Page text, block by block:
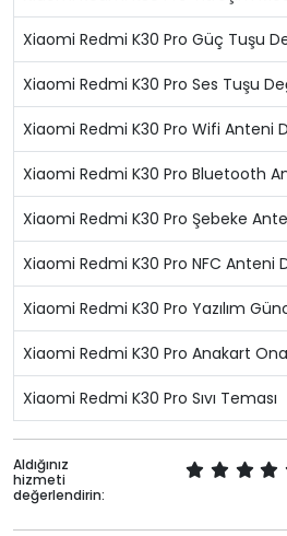
Xiaomi Redmi K30 Pro Güç Tuşu
Xiaomi Redmi K30 Pro Ses Tuşu
Xiaomi Redmi K30 Pro Wifi Anteni
Xiaomi Redmi K30 Pro Bluetooth
Xiaomi Redmi K30 Pro Şebeke
Xiaomi Redmi K30 Pro NFC Anteni
Xiaomi Redmi K30 Pro Yazılım
Xiaomi Redmi K30 Pro Anakart
Xiaomi Redmi K30 Pro Sıvı Teması
Aldığınız
hizmeti
değerlendirin: